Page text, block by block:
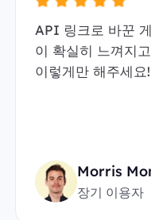
API 링크로 바꾼
이 확실히 느껴지
이렇게만 해주세요!
Morris
장기 이용자